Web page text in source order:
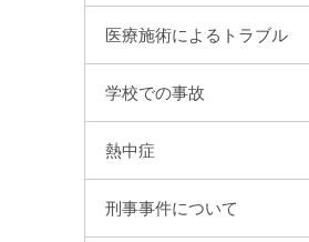
医療施術によるトラブル
学校での事故
熱中症
刑事事件について